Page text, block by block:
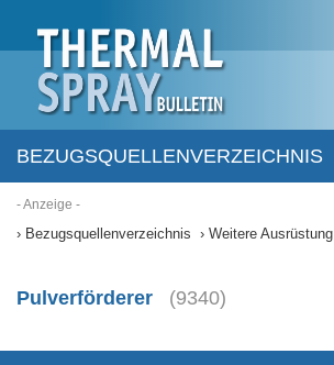
BEZUGSQUELLENVERZEICHNIS
- Anzeige -
Bezugsquellenverzeichnis
Weitere Ausrüstung
Pulverförderer (9340)